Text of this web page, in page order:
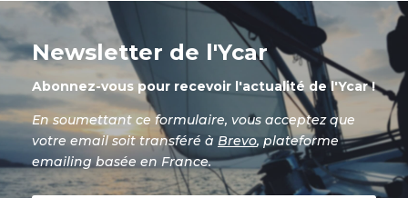
Newsletter de l'Ycar
Abonnez-vous pour recevoir l'actualité de l'Ycar !
En soumettant ce formulaire, vous acceptez que
votre email soit transféré à Brevo, plateforme
emailing basée en France.